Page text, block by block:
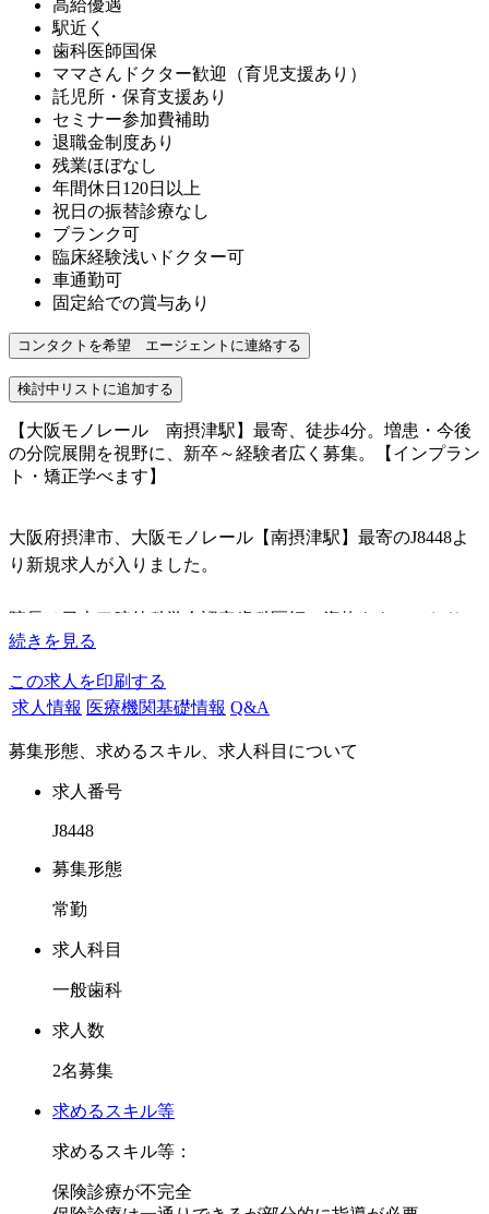
高給優遇
駅近く
歯科医師国保
ママさんドクター歓迎（育児支援あり）
託児所・保育支援あり
セミナー参加費補助
退職金制度あり
残業ほぼなし
年間休日120日以上
祝日の振替診療なし
ブランク可
臨床経験浅いドクター可
車通勤可
固定給での賞与あり
【大阪モノレール 南摂津駅】最寄、徒歩4分。増患・今後
の分院展開を視野に、新卒～経験者広く募集。【インプラン
ト・矯正学べます】
大阪府摂津市、大阪モノレール【南摂津駅】最寄のJ8448よ
り新規求人が入りました。
院長は日本口腔外科学会認定歯科医師の資格をもっており、
大学病院時代に臨床研修医の教育・指導を行っておりまし
た。
難しい埋伏智歯抜歯症例でも完全サポートします。
例・垂直的骨造成症例・抜歯即時埋入など難しい症例におい
ても、良好な予後を経過しているため、安心して患者から信
また、院長自ら静脈内鎮静を施術しているため、点滴に関す
る技術も習得することができます。
さらに、院長は一般開業医にて矯正治療を学んだ経験があ
り、マルチブラケット治療、マウスピース矯正(インビザラ
り、80名以上の患者を診察しています。
これらに関して教育用の資料も充実しているため、「見学だ
かり学ぶことができます。
いらっしゃいます。
入職開始から自費診療を行うことが難しい場合、まずは１歯
続きを見る
この求人を印刷する
求人情報 医療機関基礎情報 Q&A
募集形態、求めるスキル、求人科目について
求人番号
J8448
募集形態
常勤
求人科目
一般歯科
求人数
2名募集
求めるスキル等
求めるスキル等：
保険診療が不完全